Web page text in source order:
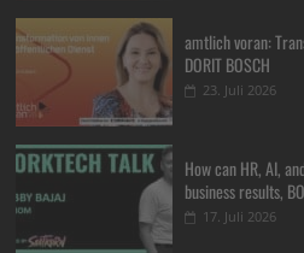
amtlich voran:
DORIT BOSCH
23. Juli 2026
How can HR, AI,
business results,
17. Juli 2026